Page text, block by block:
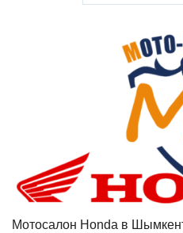
Мотосалон Honda в